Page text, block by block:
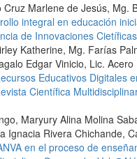
Marlene de Jesús, Mg.
integral en educación
de Innovaciones Cietíficas
Katherine, Mg. Farías
Edgar Vinicio, Lic.
Educativos Digitales
Científica
Maryury Alina Molina
Ignacia Rivera Chichande,
en el proceso de